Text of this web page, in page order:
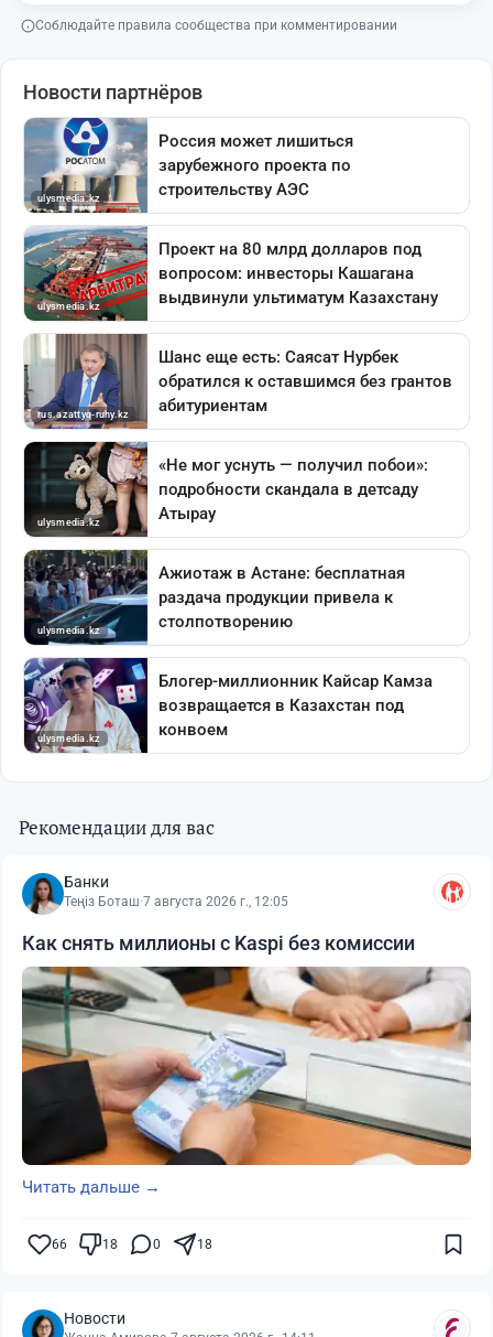
Соблюдайте правила сообщества при комментировании
Рекомендации для вас
Банки
Теңіз Боташ·7 августа 2026 г., 12:05
Как снять миллионы с Kaspi без комиссии
Читать дальше →
66 18 0 18
Новости